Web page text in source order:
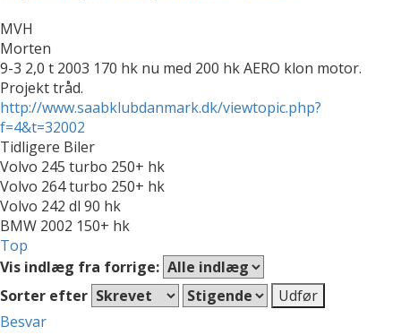
MVH
Morten
9-3 2,0 t 2003 170 hk nu med 200 hk AERO klon motor.
Projekt tråd.
http://www.saabklubdanmark.dk/viewtopic.php?
f=4&t=32002
Tidligere Biler
Volvo 245 turbo 250+ hk
Volvo 264 turbo 250+ hk
Volvo 242 dl 90 hk
BMW 2002 150+ hk
Top
Vis indlæg fra forrige:
Sorter efter
Besvar